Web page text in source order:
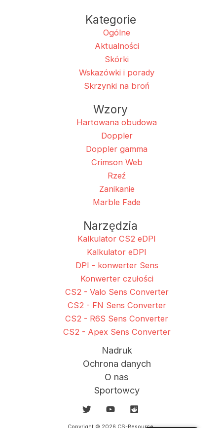
Kategorie
Ogólne
Aktualności
Skórki
Wskazówki i porady
Skrzynki na broń
Wzory
Hartowana obudowa
Doppler
Doppler gamma
Crimson Web
Rzeź
Zanikanie
Marble Fade
Narzędzia
Kalkulator CS2 eDPI
Kalkulator eDPI
DPI - konwerter Sens
Konwerter czułości
CS2 - Valo Sens Converter
CS2 - FN Sens Converter
CS2 - R6S Sens Converter
CS2 - Apex Sens Converter
Nadruk
Ochrona danych
O nas
Sportowcy
Copyright © 2026 CS-Resource